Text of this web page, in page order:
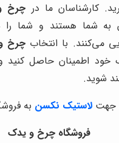
کارشناسان ما در چرخ
به شما هستند و شما را
می‌کنند. با انتخاب چرخ
خود اطمینان حاصل
شوید.
جهت لاستیک نکسن به
فروشگاه چرخ و یدک